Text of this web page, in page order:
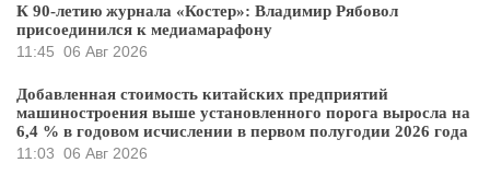
К 90-летию журнала «Костер»: Владимир Рябовол
присоединился к медиамарафону
11:45 06 Авг 2026
Добавленная стоимость китайских предприятий
машиностроения выше установленного порога выросла на
6,4 % в годовом исчислении в первом полугодии 2026 года
11:03 06 Авг 2026